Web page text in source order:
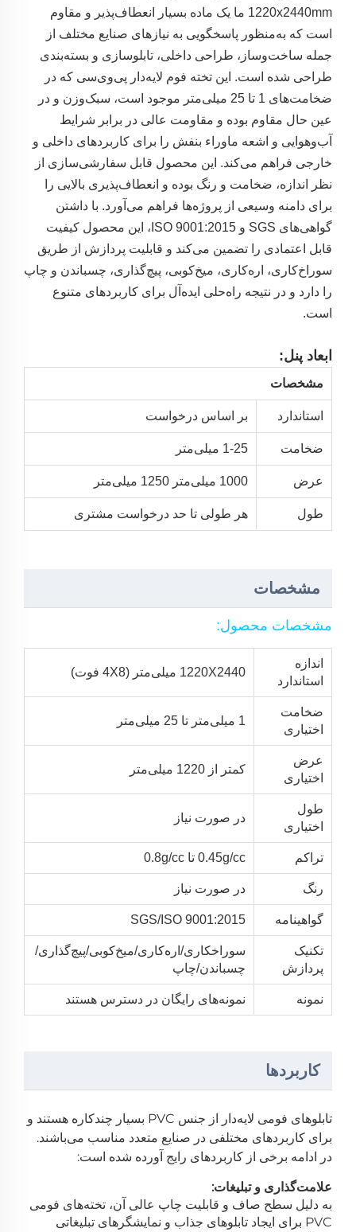
1220x2440mm ما یک ماده بسیار انعطاف‌پذیر و مقاوم
است که به‌منظور پاسخگویی به نیازهای صنایع مختلف از
جمله ساخت‌وساز، طراحی داخلی، تابلوسازی و بسته‌بندی
طراحی شده است. این تخته فوم لایه‌دار پی‌وی‌سی که در
ضخامت‌های 1 تا 25 میلی‌متر موجود است، سبک‌وزن و در
عین حال مقاوم بوده و مقاومت عالی در برابر شرایط
آب‌وهوایی و اشعه ماوراء بنفش را برای کاربردهای داخلی و
خارجی فراهم می‌کند. این محصول قابل سفارشی‌سازی از
نظر اندازه، ضخامت و رنگ بوده و انعطاف‌پذیری بالایی را
برای دامنه وسیعی از پروژه‌ها فراهم می‌آورد. با داشتن
گواهی‌های SGS و ISO 9001:2015، این محصول کیفیت
قابل اعتمادی را تضمین می‌کند و قابلیت پردازش از طریق
سوراخ‌کاری، اره‌کاری، میخ‌کوبی، پیچ‌گذاری، چسباندن و چاپ
را دارد و در نتیجه راه‌حلی ایده‌آل برای کاربردهای متنوع
است.
ابعاد پنل:
مشخصات
استاندارد بر اساس درخواست
ضخامت 1-25 میلی‌متر
عرض 1000 میلی‌متر 1250 میلی‌متر
طول هر طولی تا حد درخواست مشتری
مشخصات
مشخصات محصول:
اندازه
استاندارد
1220X2440 میلی‌متر (4X8 فوت)
ضخامت
اختیاری
1 میلی‌متر تا 25 میلی‌متر
عرض
اختیاری
کمتر از 1220 میلی‌متر
طول
اختیاری
در صورت نیاز
تراکم 0.45g/cc تا 0.8g/cc
رنگ در صورت نیاز
گواهینامه SGS/ISO 9001:2015
تکنیک
پردازش
سوراخکاری/اره‌کاری/میخ‌کوبی/پیچ‌گذاری/
چسباندن/چاپ
نمونه نمونه‌های رایگان در دسترس هستند
کاربردها
تابلوهای فومی لایه‌دار از جنس PVC بسیار چندکاره هستند و
برای کاربردهای مختلفی در صنایع متعدد مناسب می‌باشند.
در ادامه برخی از کاربردهای رایج آورده شده است:
علامت‌گذاری و تبلیغات:
به دلیل سطح صاف و قابلیت چاپ عالی آن، تخته‌های فومی
PVC برای ایجاد تابلوهای جذاب و نمایشگرهای تبلیغاتی